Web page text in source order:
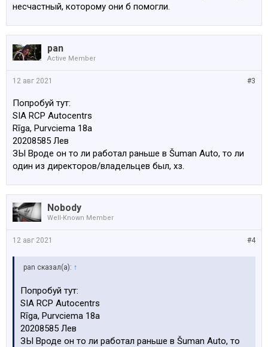
несчастный, которому они б помогли.
pan
Active Member
#3
12 авг 2021
Попробуй тут:
SIA RCP Autocentrs
Rīga, Purvciema 18a
20208585 Лев
ЗЫ Вроде он то ли работал раньше в Šuman Auto, то ли
один из директоров/владельцев был, хз.
Nobody
Well-Known Member
#4
12 авг 2021
pan сказал(а): ↑
Попробуй тут:
SIA RCP Autocentrs
Rīga, Purvciema 18a
20208585 Лев
ЗЫ Вроде он то ли работал раньше в Šuman Auto, то